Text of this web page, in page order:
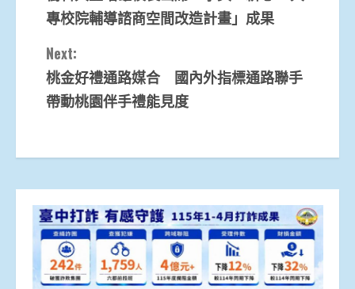
專校院輔導諮商空間改造計畫」成果
Next:
桃金好禮通路媒合 國內外指標通路聯手
帶動桃園伴手禮能見度